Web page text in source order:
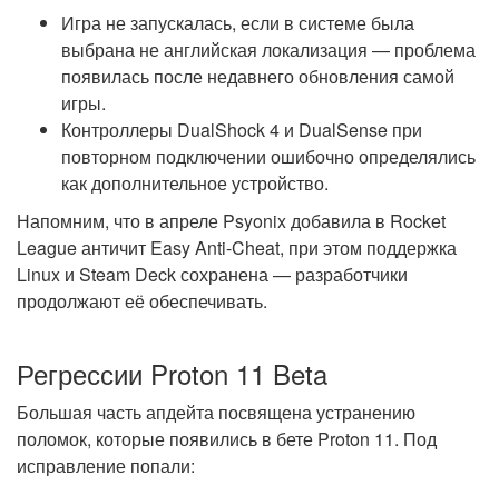
Игра не запускалась, если в системе была
выбрана не английская локализация — проблема
появилась после недавнего обновления самой
игры.
Контроллеры DualShock 4 и DualSense при
повторном подключении ошибочно определялись
как дополнительное устройство.
Напомним, что в апреле Psyonix добавила в Rocket
League античит Easy Anti-Cheat, при этом поддержка
Linux и Steam Deck сохранена — разработчики
продолжают её обеспечивать.
Регрессии Proton 11 Beta
Большая часть апдейта посвящена устранению
поломок, которые появились в бете Proton 11. Под
исправление попали: